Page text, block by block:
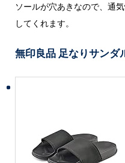
ソールが穴あきなので、通
してくれます。
無印良品 足なりサンダ